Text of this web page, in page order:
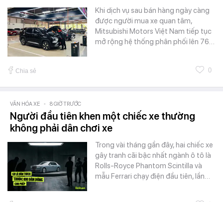
Khi dịch vụ sau bán hàng ngày càng
được người mua xe quan tâm,
Mitsubishi Motors Việt Nam tiếp tục
mở rộng hệ thống phân phối lên 76…
Chia sẻ 0
VĂN HÓA XE - 8 GIỜ TRƯỚC
Người đầu tiên khen một chiếc xe thường
không phải dân chơi xe
Trong vài tháng gần đây, hai chiếc xe
gây tranh cãi bậc nhất ngành ô tô là
Rolls-Royce Phantom Scintilla và
mẫu Ferrari chạy điện đầu tiên, lần…